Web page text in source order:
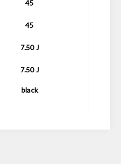
45
45
7.50J
7.50J
black